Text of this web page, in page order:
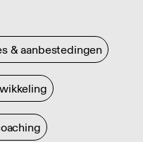
& aanbestedingen